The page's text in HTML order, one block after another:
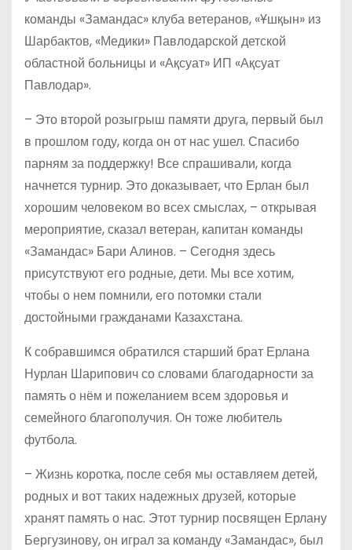
команды «Замандас» клуба ветеранов, «Ұшқын» из
Шарбактов, «Медики» Павлодарской детской
областной больницы и «Ақсуат» ИП «Ақсуат
Павлодар».
– Это второй розыгрыш памяти друга, первый был
в прошлом году, когда он от нас ушел. Спасибо
парням за поддержку! Все спрашивали, когда
начнется турнир. Это доказывает, что Ерлан был
хорошим человеком во всех смыслах, – открывая
мероприятие, сказал ветеран, капитан команды
«Замандас» Бари Алинов. – Сегодня здесь
присутствуют его родные, дети. Мы все хотим,
чтобы о нем помнили, его потомки стали
достойными гражданами Казахстана.
К собравшимся обратился старший брат Ерлана
Нурлан Шарипович со словами благодарности за
память о нём и пожеланием всем здоровья и
семейного благополучия. Он тоже любитель
футбола.
– Жизнь коротка, после себя мы оставляем детей,
родных и вот таких надежных друзей, которые
хранят память о нас. Этот турнир посвящен Ерлану
Бергузинову, он играл за команду «Замандас», был